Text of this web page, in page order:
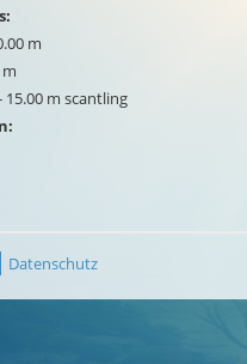
m
15.00 m scantling
Datenschutz